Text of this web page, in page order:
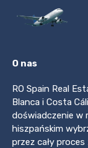
O nas
RO Spain Real
Blanca i Costa
doświadczenie w
hiszpańskim
przez cały